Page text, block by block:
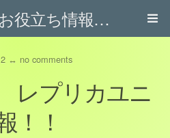
浦和レッズ お役立ち情報ブログ
↔ no comments
プリカユニ
！！